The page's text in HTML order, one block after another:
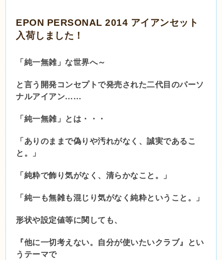
EPON PERSONAL 2014 アイアンセット
入荷しました！
「純一無雑」な世界へ～
と言う開発コンセプトで発売された二代目のパーソ
ナルアイアン……
「純一無雑」とは・・・
「ありのままで偽りや汚れがなく、誠実であるこ
と。」
「純粋で飾り気がなく、清らかなこと。」
「純一も無雑も混じり気がなく純粋ということ。」
形状や設定値等に関しても、
『他に一切考えない。自分が使いたいクラブ』とい
うテーマで